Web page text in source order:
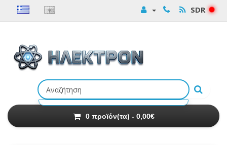
SDR
0 προϊόν(τα) - 0,00€